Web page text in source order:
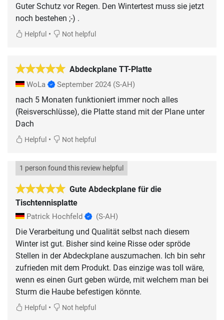
Guter Schutz vor Regen. Den Wintertest muss sie jetzt
noch bestehen ;-) .
Helpful • Not helpful
Abdeckplane TT-Platte
WoLa September 2024 (S-AH)
nach 5 Monaten funktioniert immer noch alles
(Reisverschlüsse), die Platte stand mit der Plane unter
Dach
Helpful • Not helpful
Gute Abdeckplane für die
Tischtennisplatte
1 person found this review helpful
Patrick Hochfeld (S-AH)
Die Verarbeitung und Qualität selbst nach diesem
Winter ist gut. Bisher sind keine Risse oder spröde
Stellen in der Abdeckplane auszumachen. Ich bin sehr
zufrieden mit dem Produkt. Das einzige was toll wäre,
wenn es einen Gurt geben würde, mit welchem man bei
Sturm die Haube befestigen könnte.
Helpful • Not helpful